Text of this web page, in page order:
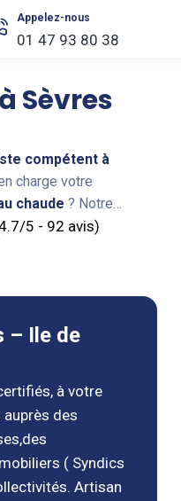
Appelez-nous
01 47 93 80 38
Sèvres
compétent à
charge votre
chaude ? Notre
assurer le
entreprise, nous
savoir-faire pour
5 - 92 avis)
– Ile de
à votre
des
( Syndics
Artisan